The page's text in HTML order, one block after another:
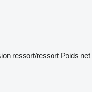
ressort/ressort Poids net